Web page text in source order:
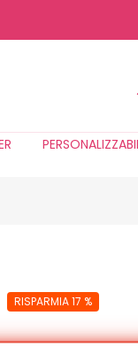
RISPARMIA 17 %